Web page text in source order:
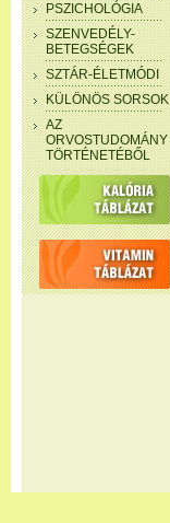
PSZICHOLÓGIA
SZENVEDÉLY-
BETEGSÉGEK
SZTÁR-ÉLETMÓDI
KÜLÖNÖS SORSOK
AZ
ORVOSTUDOMÁNY
TÖRTÉNETÉBŐL